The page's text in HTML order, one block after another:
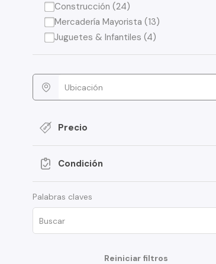
Construcción (24)
Mercadería Mayorista (13)
Juguetes & Infantiles (4)
Precio
Condición
Palabras claves
Reiniciar filtros